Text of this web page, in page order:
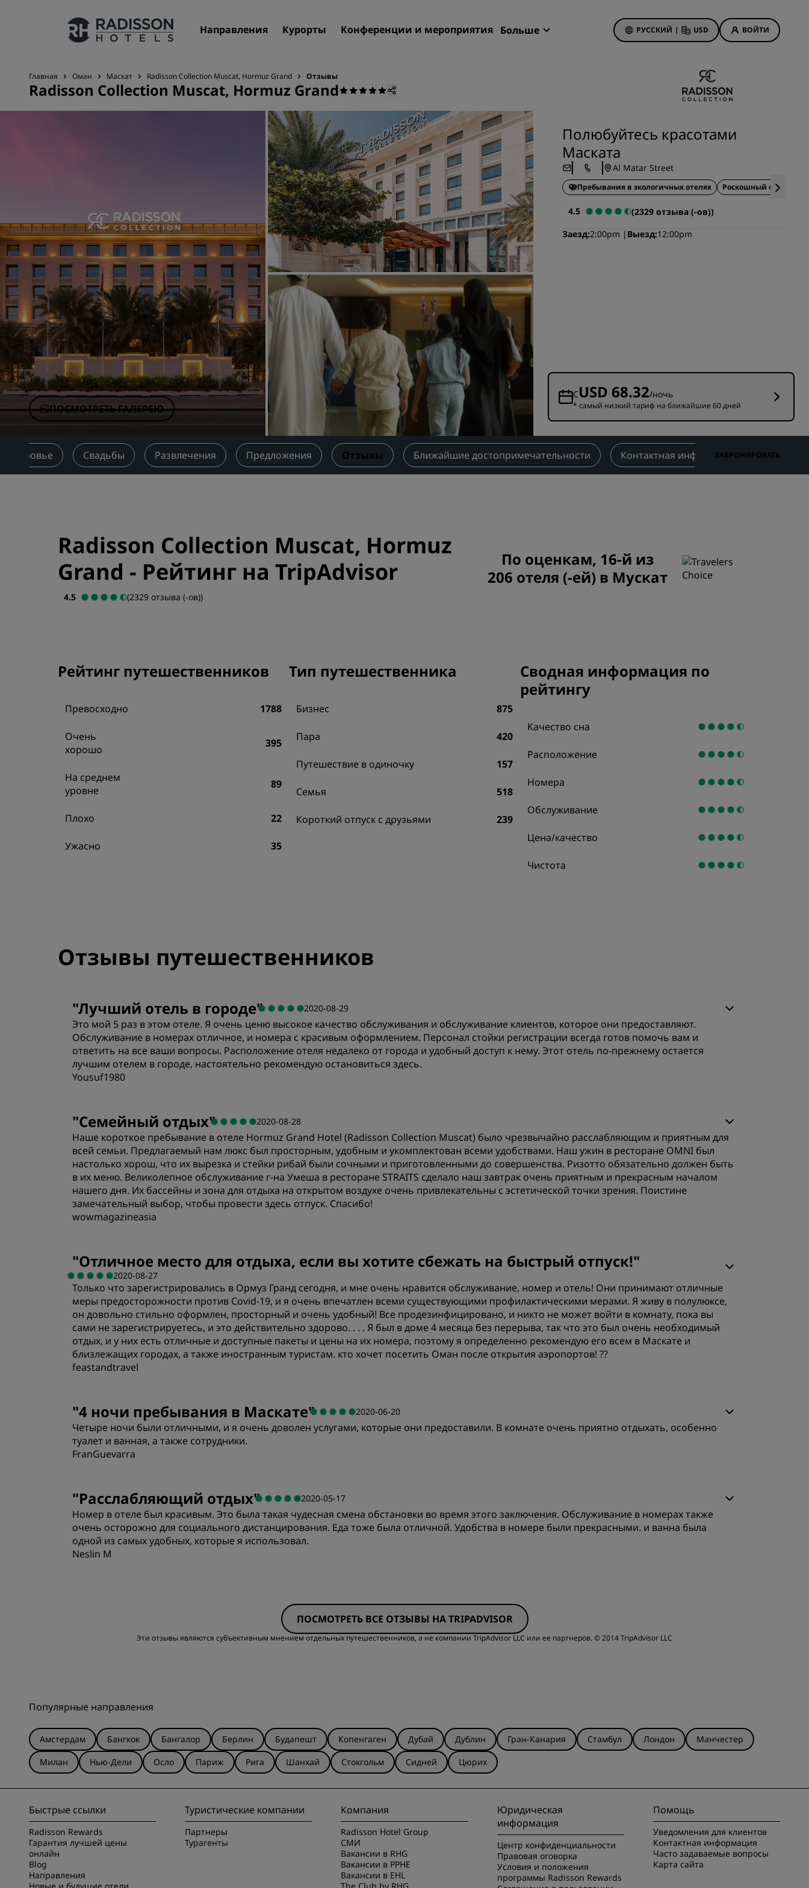
Направления Курорты Конференции и мероприятия Больше РУССКИЙ | USD ВОЙТИ
Наши бренды
Аффилированные бренды в Китае
Направления
Курорты
Апартаменты с обслуживанием
Отели при аэропорте
Новые и будущие отели
Конференции и мероприятия
Откройте для себя Radisson
Meetings
Забронировать помещение для
мероприятия
Запросить ценовое
предложение
Направления для проведения
мероприятий
Отраслевые решения
Найти рейсы
Найти рейсы
Питание
Приложение Radisson Hotels
Акции отелей
предложения
Тариф «Предложения дня»
Бронируйте заранее
Ознакомьтесь с нашими
пакетами услуг
команд
Деловой путешественник
Отели в центре города
Radisson Rewards
Как заработать баллы
Bookers and Planners
Главная Оман Маскат Radisson Collection Muscat, Hormuz Grand Отзывы
Radisson Collection Muscat, Hormuz Grand
ПОСМОТРЕТЬ ГАЛЕРЕЮ
Полюбуйтесь красотами
Маската
Al Matar Street
Пребывания в экологичных отелях Роскошный отдых
4.5
(2329 отзыва (-ов))
Заезд 2:00pm Выезд 12:00pm
СUSD 68.32/ночь
* самый низкий тариф на ближайшие 60 дней
здоровье Свадьбы Развлечения Предложения Отзывы Ближайшие достопримечательности Контактная информацияЗАБРОНИРОВАТЬ
Radisson Collection Muscat, Hormuz
Grand - Рейтинг на TripAdvisor
4.5 (2329 отзыва (-ов))
По оценкам, 16-й из
206 отеля (-ей) в Мускат
Рейтинг путешественников
Превосходно 1788
Очень
хорошо
395
На среднем
уровне
89
Плохо 22
Ужасно 35
Тип путешественника
Бизнес 875
Пара 420
Путешествие в одиночку 157
Семья 518
Короткий отпуск с друзьями 239
Сводная информация по
рейтингу
Качество сна
Расположение
Номера
Обслуживание
Цена/качество
Чистота
Отзывы путешественников
"Лучший отель в городе" 2020-08-29
Это мой 5 раз в этом отеле. Я очень ценю высокое качество обслуживания и обслуживание клиентов, которое они предоставляют.
Обслуживание в номерах отличное, и номера с красивым оформлением. Персонал стойки регистрации всегда готов помочь вам и
ответить на все ваши вопросы. Расположение отеля недалеко от города и удобный доступ к нему. Этот отель по-прежнему остается
лучшим отелем в городе, настоятельно рекомендую остановиться здесь.
Yousuf1980
"Семейный отдых" 2020-08-28
Наше короткое пребывание в отеле Hormuz Grand Hotel (Radisson Collection Muscat) было чрезвычайно расслабляющим и приятным для
всей семьи. Предлагаемый нам люкс был просторным, удобным и укомплектован всеми удобствами. Наш ужин в ресторане OMNI был
настолько хорош, что их вырезка и стейки рибай были сочными и приготовленными до совершенства. Ризотто обязательно должен быть
в их меню. Великолепное обслуживание г-на Умеша в ресторане STRAITS сделало наш завтрак очень приятным и прекрасным началом
нашего дня. Их бассейны и зона для отдыха на открытом воздухе очень привлекательны с эстетической точки зрения. Поистине
замечательный выбор, чтобы провести здесь отпуск. Спасибо!
wowmagazineasia
"Отличное место для отдыха, если вы хотите сбежать на быстрый отпуск!"
2020-08-27
Только что зарегистрировались в Ормуз Гранд сегодня, и мне очень нравится обслуживание, номер и отель! Они принимают отличные
меры предосторожности против Covid-19, и я очень впечатлен всеми существующими профилактическими мерами. Я живу в полулюксе,
он довольно стильно оформлен, просторный и очень удобный! Все продезинфицировано, и никто не может войти в комнату, пока вы
сами не зарегистрируетесь, и это действительно здорово. . . . Я был в доме 4 месяца без перерыва, так что это был очень необходимый
отдых, и у них есть отличные и доступные пакеты и цены на их номера, поэтому я определенно рекомендую его всем в Маскате и
близлежащих городах, а также иностранным туристам. кто хочет посетить Оман после открытия аэропортов! ??
feastandtravel
"4 ночи пребывания в Маскате" 2020-06-20
Четыре ночи были отличными, и я очень доволен услугами, которые они предоставили. В комнате очень приятно отдыхать, особенно
туалет и ванная, а также сотрудники.
FranGuevarra
Расположение Чистота Обслуживание
"Расслабляющий отдых" 2020-05-17
Номер в отеле был красивым. Это была такая чудесная смена обстановки во время этого заключения. Обслуживание в номерах также
очень осторожно для социального дистанцирования. Еда тоже была отличной. Удобства в номере были прекрасными. и ванна была
одной из самых удобных, которые я использовал.
Neslin M
Чистота
ПОСМОТРЕТЬ ВСЕ ОТЗЫВЫ НА TRIPADVISOR
Эти отзывы являются субъективным мнением отдельных путешественников, а не компании TripAdvisor LLC или ее партнеров.© 2014 TripAdvisor LLC
Популярные направления
Амстердам Бангкок Бангалор Берлин Будапешт Копенгаген Дубай Дублин Гран-Канария Стамбул Лондон
Манчестер
Милан
Нью-Дели Осло Париж Рига Шанхай Стокгольм Сидней Цюрих
Быстрые ссылки
Radisson Rewards
Гарантия лучшей цены
онлайн
Blog
Направления
Туристические компании
Партнеры
Турагенты
Компания
Radisson Hotel Group
СМИ
Вакансии в RHG
Вакансии в PPHE
Вакансии в EHL
Юридическая
информация
Центр конфиденциальности
Правовая оговорка
Условия и положения
программы Radisson Rewards
Помощь
Уведомления для клиентов
Контактная информация
Часто задаваемые вопросы
Карта сайта